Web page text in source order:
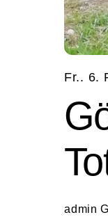
Fr.. 6.
admin